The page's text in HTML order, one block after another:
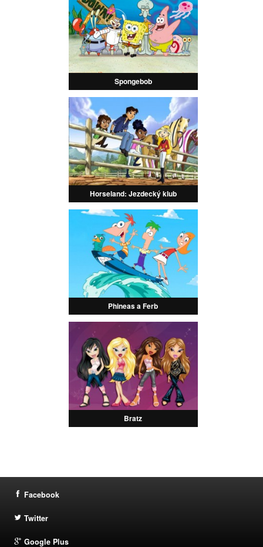
Spongebob
Horseland: Jezdecký klub
Phineas a Ferb
Bratz
Facebook
Twitter
Google Plus